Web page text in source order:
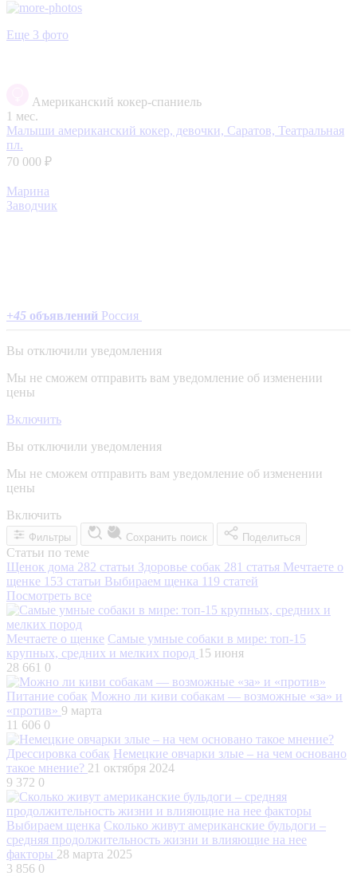
Еще 3 фото
Американский кокер-спаниель
1 мес.
Малыши американский кокер, девочки, Саратов, Театральная
пл.
70 000 ₽
Марина
Заводчик
+45 объявлений Россия
Вы отключили уведомления
Мы не сможем отправить вам уведомление об изменении
цены
Включить
Вы отключили уведомления
Мы не сможем отправить вам уведомление об изменении
цены
Включить
Фильтры Сохранить поиск Поделиться
Статьи по теме
Щенок дома 282 статьи Здоровье собак 281 статья Мечтаете о
щенке 153 статьи Выбираем щенка 119 статей
Посмотреть все
Мечтаете о щенке Самые умные собаки в мире: топ-15
крупных, средних и мелких пород 15 июня
28 661 0
Питание собак Можно ли киви собакам — возможные «за» и
«против» 9 марта
11 606 0
Дрессировка собак Немецкие овчарки злые – на чем основано
такое мнение? 21 октября 2024
9 372 0
Выбираем щенка Сколько живут американские бульдоги –
средняя продолжительность жизни и влияющие на нее
факторы 28 марта 2025
3 856 0